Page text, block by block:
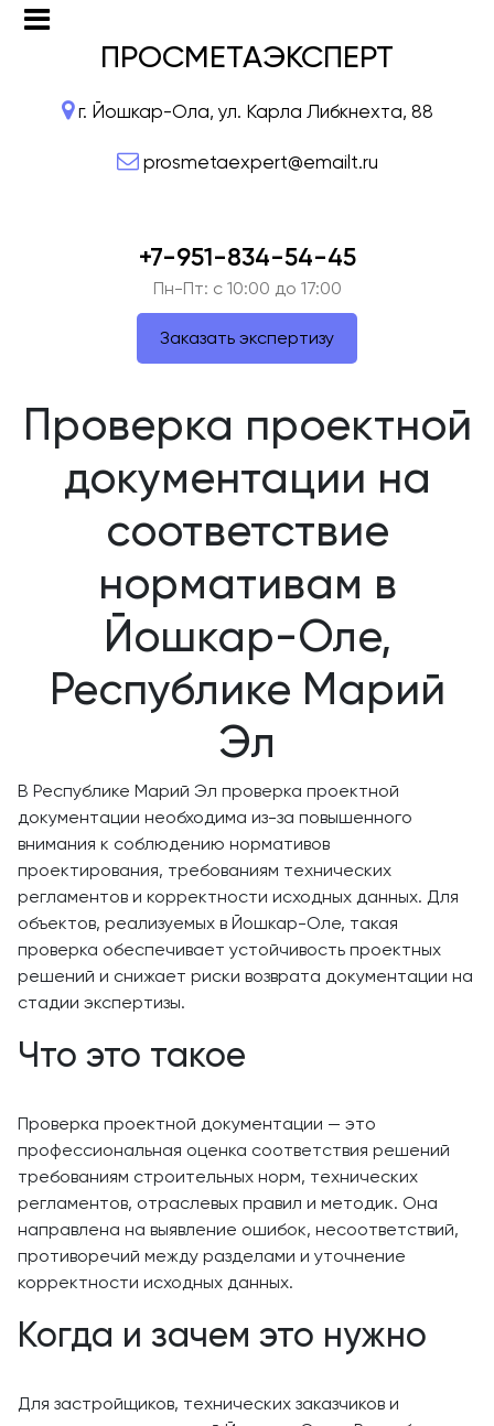
ПРОСМЕТАЭКСПЕРТ
г. Йошкар-Ола, ул. Карла Либкнехта, 88
prosmetaexpert@emailt.ru
+7-951-834-54-45
Пн-Пт: c 10:00 до 17:00
Заказать экспертизу
Проверка проектной
документации на
соответствие
нормативам в
Йошкар-Оле,
Республике Марий
Эл
В Республике Марий Эл проверка проектной
документации необходима из-за повышенного
внимания к соблюдению нормативов
проектирования, требованиям технических
регламентов и корректности исходных данных. Для
объектов, реализуемых в Йошкар-Оле, такая
проверка обеспечивает устойчивость проектных
решений и снижает риски возврата документации на
стадии экспертизы.
Что это такое
Проверка проектной документации — это
профессиональная оценка соответствия решений
требованиям строительных норм, технических
регламентов, отраслевых правил и методик. Она
направлена на выявление ошибок, несоответствий,
противоречий между разделами и уточнение
корректности исходных данных.
Когда и зачем это нужно
Для застройщиков, технических заказчиков и